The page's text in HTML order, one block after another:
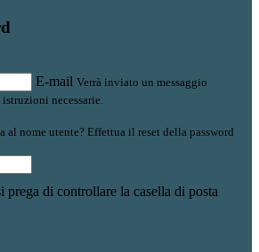
E-mail Verrà inviato un messaggio
necessarie.
al nome utente? Effettua il reset della password
prega di controllare la casella di posta